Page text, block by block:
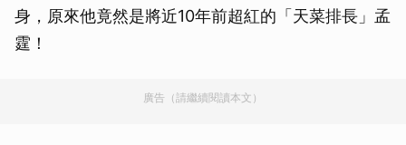
身，原來他竟然是將近10年前超紅的「天菜排長」孟
霆！
廣告（請繼續閱讀本文）